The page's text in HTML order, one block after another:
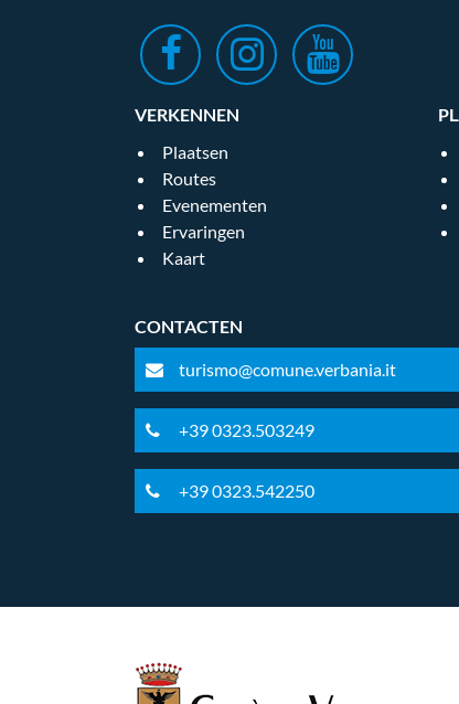
VERKENNEN
Plaatsen
Routes
Evenementen
Ervaringen
Kaart
CONTACTEN
turismo@comune.verbania.it
+39 0323.503249
+39 0323.542250